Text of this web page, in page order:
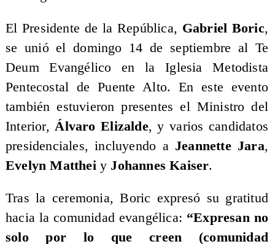
El Presidente de la República, Gabriel Boric,
se unió el domingo 14 de septiembre al Te
Deum Evangélico en la Iglesia Metodista
Pentecostal de Puente Alto. En este evento
también estuvieron presentes el Ministro del
Interior, Álvaro Elizalde, y varios candidatos
presidenciales, incluyendo a Jeannette Jara,
Evelyn Matthei y Johannes Kaiser.
Tras la ceremonia, Boric expresó su gratitud
hacia la comunidad evangélica: “Expresan no
solo por lo que creen (comunidad